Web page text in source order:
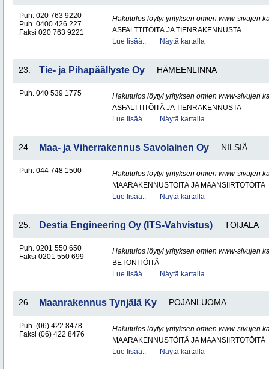
Puh. 020 763 9220
Puh. 0400 426 227
Faksi 020 763 9221
Hakutulos löytyi yrityksen omien www-sivujen
ASFALTTITÖITÄ JA TIENRAKENNUSTA
Lue lisää..
Näytä kartalla
23. Tie- ja Pihapäällyste Oy HÄMEENLINNA
Puh. 040 539 1775
Hakutulos löytyi yrityksen omien www-sivujen
ASFALTTITÖITÄ JA TIENRAKENNUSTA
Lue lisää..
Näytä kartalla
24. Maa- ja Viherrakennus Savolainen Oy NILSIÄ
Puh. 044 748 1500
Hakutulos löytyi yrityksen omien www-sivujen
MAARAKENNUSTÖITÄ JA MAANSIIRTOTÖITÄ
Lue lisää..
Näytä kartalla
25. Destia Engineering Oy (ITS-Vahvistus) TOIJALA
Puh. 0201 550 650
Faksi 0201 550 699
Hakutulos löytyi yrityksen omien www-sivujen
BETONITÖITÄ
Lue lisää..
Näytä kartalla
26. Maanrakennus Tynjälä Ky POJANLUOMA
Puh. (06) 422 8478
Faksi (06) 422 8476
Hakutulos löytyi yrityksen omien www-sivujen
MAARAKENNUSTÖITÄ JA MAANSIIRTOTÖITÄ
Lue lisää..
Näytä kartalla